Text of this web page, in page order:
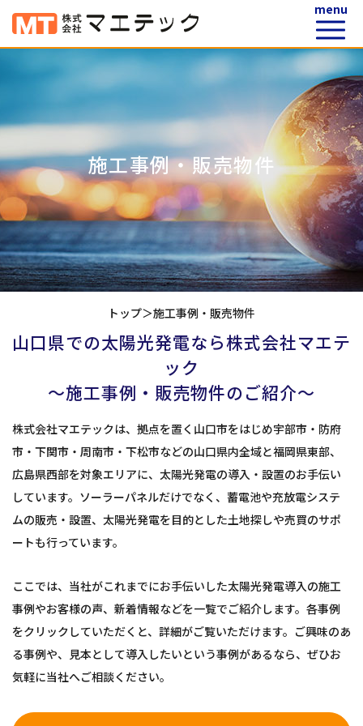
施工事例・販売物件
トップ＞施工事例・販売物件
山口県での太陽光発電なら株式会社マエテ
ック
～施工事例・販売物件のご紹介～
株式会社マエテックは、拠点を置く山口市をはじめ宇部市・防府
市・下関市・周南市・下松市などの山口県内全域と福岡県東部、
広島県西部を対象エリアに、太陽光発電の導入・設置のお手伝い
しています。ソーラーパネルだけでなく、蓄電池や充放電システ
ムの販売・設置、太陽光発電を目的とした土地探しや売買のサポ
ートも行っています。
ここでは、当社がこれまでにお手伝いした太陽光発電導入の施工
事例やお客様の声、新着情報などを一覧でご紹介します。各事例
をクリックしていただくと、詳細がご覧いただけます。ご興味のあ
る事例や、見本として導入したいという事例があるなら、ぜひお
気軽に当社へご相談ください。